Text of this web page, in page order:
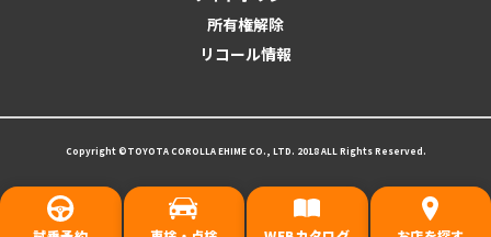
所有権解除
リコール情報
Copyright ©TOYOTA COROLLA EHIME CO., LTD. 2018 ALL Rights Reserved.